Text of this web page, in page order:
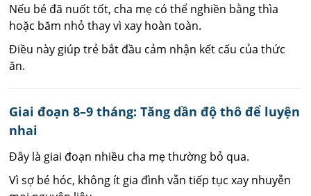
Nếu bé đã nuốt tốt, cha mẹ có thể nghiền bằng thìa
hoặc băm nhỏ thay vì xay hoàn toàn.
Điều này giúp trẻ bắt đầu cảm nhận kết cấu của thức
ăn.
Giai đoạn 8–9 tháng: Tăng dần độ thô để luyện
nhai
Đây là giai đoạn nhiều cha mẹ thường bỏ qua.
Vì sợ bé hóc, không ít gia đình vẫn tiếp tục xay nhuyễn